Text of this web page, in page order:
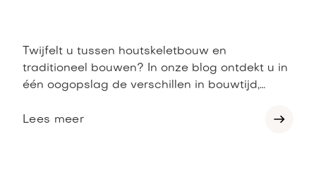
Twijfelt u tussen houtskeletbouw en
traditioneel bouwen? In onze blog ontdekt u in
één oogopslag de verschillen in bouwtijd,
Zo kiest u precies de bouwmethode die bij ú
Lees meer